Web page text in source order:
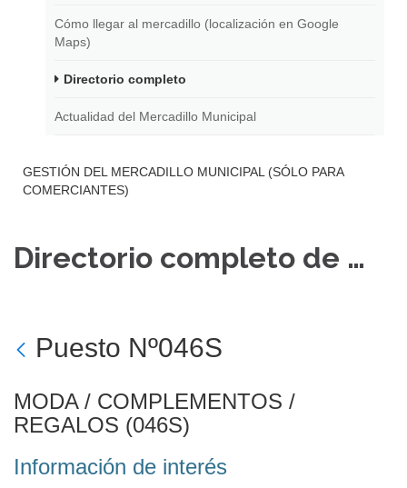
Cómo llegar al mercadillo (localización en Google
Maps)
Directorio completo
Actualidad del Mercadillo Municipal
GESTIÓN DEL MERCADILLO MUNICIPAL (SÓLO PARA
COMERCIANTES)
Directorio completo de puestos
Puesto Nº046S
MODA / COMPLEMENTOS /
REGALOS (046S)
Información de interés